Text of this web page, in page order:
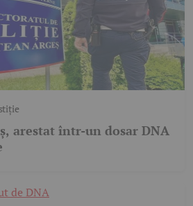
arestat într-un dosar DNA